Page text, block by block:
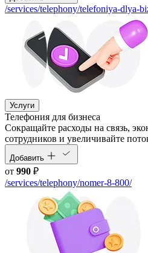
/services/telephony/telefoniya-dlya-
Услуги
Телефония для бизнеса
Cокращайте расходы на связь,
сотрудников и увеличивайте
Добавить
от 990 ₽
/services/telephony/nomer-8-800/